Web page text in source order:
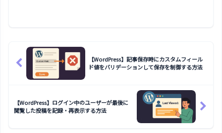
【WordPress】記事保存時にカスタムフィール
ド値をバリデーションして保存を制御する方法
【WordPress】ログイン中のユーザーが最後に
閲覧した投稿を記録・再表示する方法